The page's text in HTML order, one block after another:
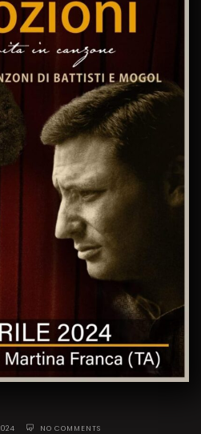
NO COMMENTS